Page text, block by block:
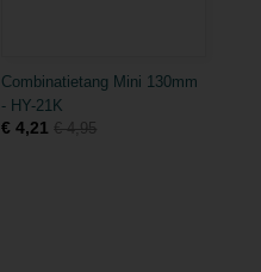
Combinatietang Mini 130mm
- HY-21K
€ 4,21 € 4,95